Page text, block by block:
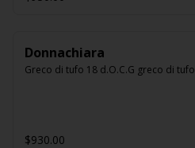
Donnachiara
Greco di tufo 18 d.O.C.G greco di tufo
$930.00